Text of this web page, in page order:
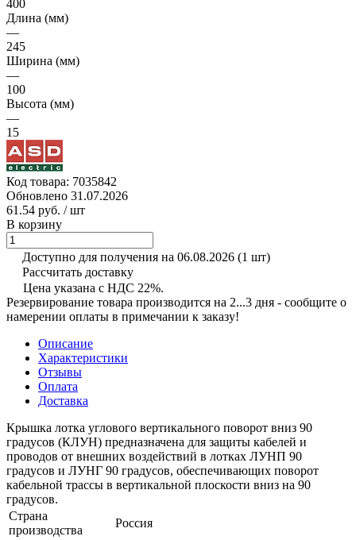
400
Длина (мм)
—
245
Ширина (мм)
—
100
Высота (мм)
—
15
Код товара: 7035842
Обновлено 31.07.2026
61.54 руб. / шт
В корзину
Доступно для получения на 06.08.2026 (1 шт)
Рассчитать доставку
Цена указана с НДС 22%.
Резервирование товара производится на 2...3 дня - сообщите о
намерении оплаты в примечании к заказу!
Описание
Характеристики
Отзывы
Оплата
Доставка
Крышка лотка углового вертикального поворот вниз 90
градусов (КЛУН) предназначена для защиты кабелей и
проводов от внешних воздействий в лотках ЛУНП 90
градусов и ЛУНГ 90 градусов, обеспечивающих поворот
кабельной трассы в вертикальной плоскости вниз на 90
градусов.
Страна
производства
Россия